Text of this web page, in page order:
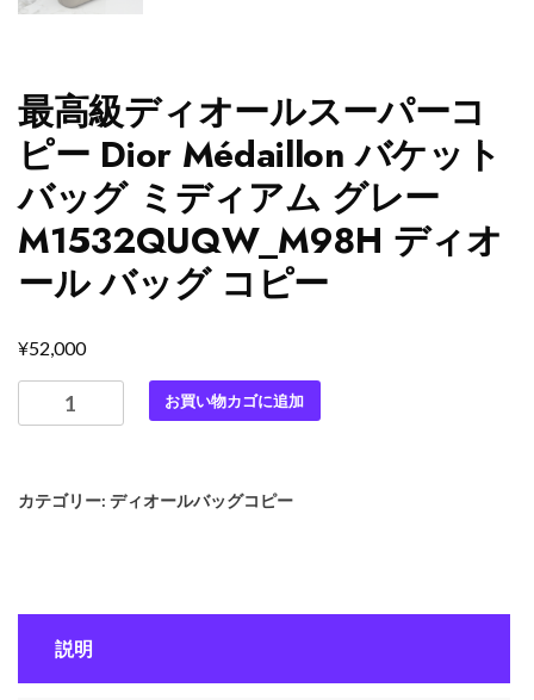
最高級ディオールスーパーコ
ピー Dior Médaillon バケット
バッグ ミディアム グレー
M1532QUQW_M98H ディオ
ール バッグ コピー
¥52,000
高
ィ
ス
パ
お買い物カゴに追加
カテゴリー: ディオールバッグコピー
説明